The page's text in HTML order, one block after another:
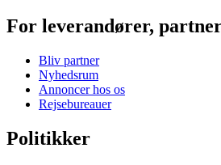
For leverandører,
Bliv partner
Nyhedsrum
Annoncer hos os
Rejsebureauer
Politikker